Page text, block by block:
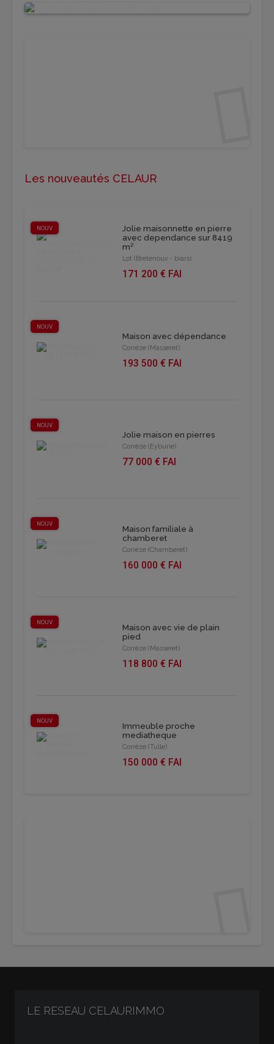
Les nouveautés CELAUR
NOUV
Jolie maisonnette en pierre
avec dependance sur 8419
m²
Lot (Bretenoux - biars)
171 200 € FAI
NOUV
Maison avec dépendance
Corrèze (Masseret)
193 500 € FAI
NOUV
Jolie maison en pierres
Corrèze (Eyburie)
77 000 € FAI
NOUV
Maison familiale à
chamberet
Corrèze (Chamberet)
160 000 € FAI
NOUV
Maison avec vie de plain
pied
Corrèze (Masseret)
118 800 € FAI
NOUV
Immeuble proche
mediatheque
Corrèze (Tulle)
150 000 € FAI
LE RESEAU CELAURIMMO